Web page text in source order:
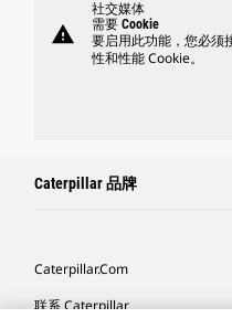
warning
社交媒体
需要 Cookie
要启用此功能，您必须
性和性能 Cookie。
Caterpillar 品牌
Caterpillar.com
联系 Caterpillar